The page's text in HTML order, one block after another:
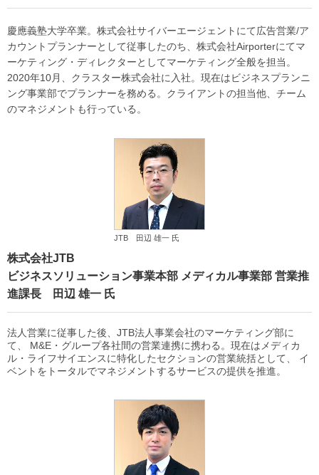
慶應義塾大学卒業。株式会社サイバーエージェントにて広告営業/ア
カウントプランナーとして従事したのち、株式会社Airporterにてマ
ーケティング・ディレクターとしてマーケティング全般を担当。
2020年10月、クラスター株式会社に入社。 現在はビジネスプランニ
ング事業部でプランナーを務める。クライアントの担当他、チーム
のマネジメントも行っている。
JTB 田辺 雄一 氏
株式会社JTB
ビジネスソリューション事業本部 メディカル事業部 営業推
進課長 田辺 雄一 氏
法人営業に従事した後、JTB法人事業会社のマーケティング部に
て、 M&E・グループ各社間の営業連携に携わる。現在はメディカ
ル・ライフサイエンスに特化したセクションの営業統括として、 イ
ベントをトータルでマネジメントするサービスの提供を推進。